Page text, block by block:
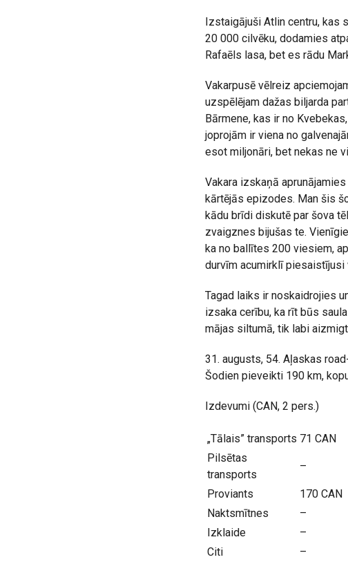
Izstaigājuši Atlin centru, kas
20 000 cilvēku, dodamies
Rafaēls lasa, bet es rādu
Vakarpusē vēlreiz
uzspēlējam dažas biljarda
Bārmene, kas ir no
joprojām ir viena no
esot miljonāri, bet nekas ne
Vakara izskaņā
kārtējās epizodes. Man šis
kādu brīdi diskutē par šova
zvaigznes bijušas te.
ka no ballītes 200 viesiem,
durvīm acumirklī piesaistījusi
Tagad laiks ir noskaidrojies
izsaka cerību, ka rīt būs
mājas siltumā, tik labi
31. augusts, 54. Aļaskas
Šodien pieveikti 190 km,
Izdevumi (CAN, 2 pers.)
„Tālais” transports 71 CAN
Pilsētas
transports
–
Proviants
170 CAN
Naktsmītnes
–
Izklaide
–
Citi
–